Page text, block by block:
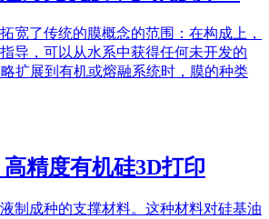
宽了传统的膜概念的范围：在构成上，
导，可以从水系中获得任何未开发的
扩展到有机或熔融系统时，膜的种类
高精度有机硅3D打印
制成种的支撑材料。这种材料对硅基油